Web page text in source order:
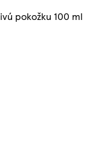
pokožku 100 ml